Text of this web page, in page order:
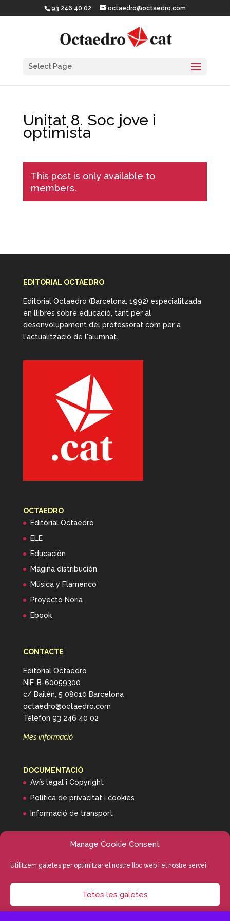
Manage Cookie Consent
Utilitzem galetes per optimitzar el nostre lloc web i el nostre servei.
Totes les galetes
93 246 40 02 octaedro@octaedro.com
Select Page
Unitat 8. Soc jove i
optimista
This post is only available to
members.
EDITORIAL OCTAEDRO
Editorial Octaedro (Barcelona, 1992) especialitzada
en llibres sobre educació, tant per al
desenvolupament del professorat com per a
l'actualització de l'alumnat.
OCTAEDRO
Editorial Octaedro
ELE
Educación
Mágina distribución
Música y Flamenco
Proyecto Noria
Ebook
CONTACTE
Editorial Octaedro
NIF. B-60059300
c/ Bailèn, 5 08010 Barcelona
octaedro@octaedro.com
Telèfon 93 246 40 02
Més informació
DOCUMENTACIÓ
Avís legal i Copyright
Política de privacitat i cookies
Informació de transport
Editorial Octaedro